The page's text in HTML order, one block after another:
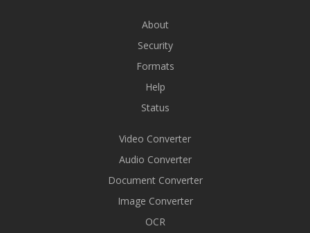
About
Security
Formats
Help
Status
Video Converter
Audio Converter
Document Converter
Image Converter
OCR